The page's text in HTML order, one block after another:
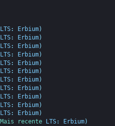
LTS: Erbium)
LTS: Erbium)
LTS: Erbium)
LTS: Erbium)
LTS: Erbium)
LTS: Erbium)
LTS: Erbium)
LTS: Erbium)
LTS: Erbium)
LTS: Erbium)
LTS: Erbium)
Mais recente LTS: Erbium)